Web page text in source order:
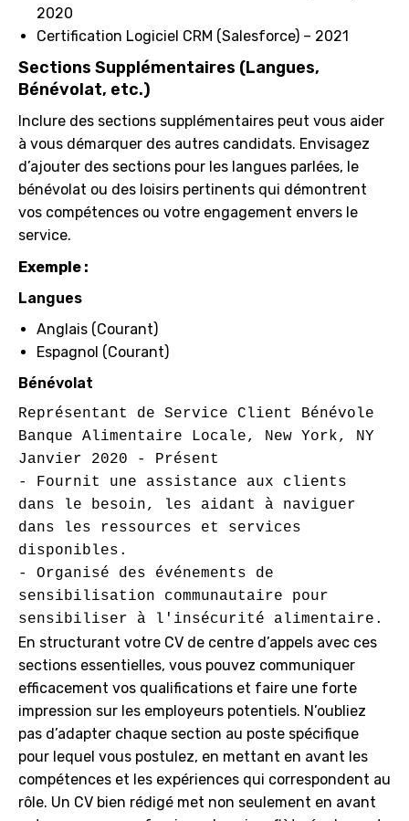
2020
Certification Logiciel CRM (Salesforce) – 2021
Sections Supplémentaires (Langues,
Bénévolat, etc.)
Inclure des sections supplémentaires peut vous aider
à vous démarquer des autres candidats. Envisagez
d’ajouter des sections pour les langues parlées, le
bénévolat ou des loisirs pertinents qui démontrent
vos compétences ou votre engagement envers le
service.
Exemple :
Langues
Anglais (Courant)
Espagnol (Courant)
Bénévolat
Représentant de Service Client Bénévole
Banque Alimentaire Locale, New York, NY
Janvier 2020 - Présent
- Fournit une assistance aux clients
dans le besoin, les aidant à naviguer
dans les ressources et services
disponibles.
- Organisé des événements de
sensibilisation communautaire pour
En structurant votre CV de centre d’appels avec ces
sections essentielles, vous pouvez communiquer
efficacement vos qualifications et faire une forte
impression sur les employeurs potentiels. N’oubliez
pas d’adapter chaque section au poste spécifique
pour lequel vous postulez, en mettant en avant les
compétences et les expériences qui correspondent au
rôle. Un CV bien rédigé met non seulement en avant